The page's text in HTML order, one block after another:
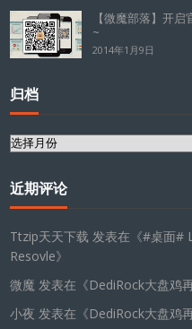
【微魔部落】开
~
2014年1月9日
归档
归
近期评论
Ttzip天天下载 发表在《#桌面#
Resovle》
微魔 发表在《DediRock大盘鸡
小夜 发表在《DediRock大盘鸡